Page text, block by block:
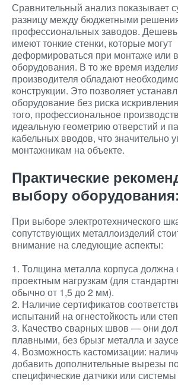
Сравнительный анализ показывает
разницу между бюджетными
профессиональных заводов.
имеют тонкие стенки, которые могут
деформироваться при монтаже или
оборудования. В то же время
производителя обладают
конструкции. Это позволяет
оборудование без риска
того, профессиональное
идеальную геометрию отверстий и
кабельных вводов, что значительно
монтажникам на объекте.
Практические
выбору оборудования:
При выборе электротехнического
сопутствующих металлоизделий
внимание на следующие аспекты:
1. Толщина металла корпуса должна
проектным нагрузкам (для
обычно от 1,5 до 2 мм).
2. Наличие сертификатов
испытаний на огнестойкость или
3. Качество сварных швов — они
плавными, без брызг металла и
4. Возможность кастомизации:
добавить дополнительные вырезы
специфические датчики или